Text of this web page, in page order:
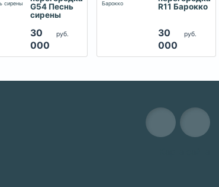
G54 Песнь
сирены
30
000
руб.
R11 Барокко
30
000
руб.